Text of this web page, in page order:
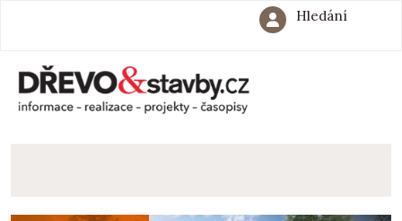
Hledání